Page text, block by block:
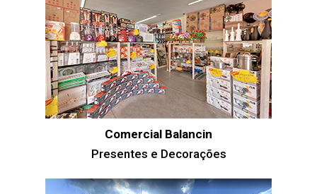
Comercial Balancin
Presentes e Decorações